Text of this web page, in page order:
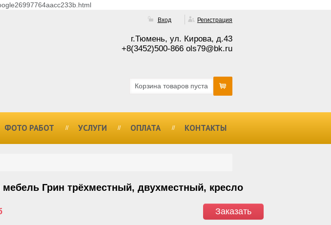
г.Тюмень, ул. Кирова, д.43
+8(3452)500-866 ols79@bk.ru
Вход Регистрация
Корзина товаров пуста
ФОТО РАБОТ УСЛУГИ ОПЛАТА КОНТАКТЫ
Грин трёхместный, двухместный, кресло
Заказать